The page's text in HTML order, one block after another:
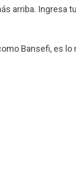
arriba. Ingresa
Bansefi, es lo